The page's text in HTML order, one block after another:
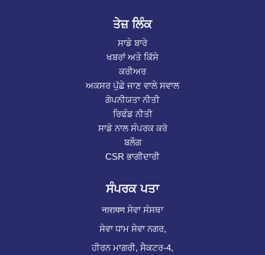
ਤੇਜ਼ ਲਿੰਕ
ਸਾਡੇ ਬਾਰੇ
ਖਬਰਾਂ ਅਤੇ ਕਿੱਸੇ
ਕਰੀਅਰ
ਅਕਸਰ ਪੁੱਛੇ ਜਾਣ ਵਾਲੇ ਸਵਾਲ
ਗੋਪਨੀਯਤਾ ਨੀਤੀ
ਰਿਫੰਡ ਨੀਤੀ
ਸਾਡੇ ਨਾਲ ਸੰਪਰਕ ਕਰੋ
ਬਲੌਗ
CSR ਭਾਗੀਦਾਰੀ
ਸੰਪਰਕ ਪਤਾ
नारायण ਸੇਵਾ ਸੰਸਥਾ
ਸੇਵਾ ਧਾਮ ਸੇਵਾ ਨਗਰ,
ਹੀਰਨ ਮਾਗਰੀ, ਸੈਕਟਰ-4,